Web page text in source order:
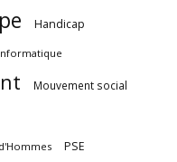
Handicap
Mouvement social
PSE